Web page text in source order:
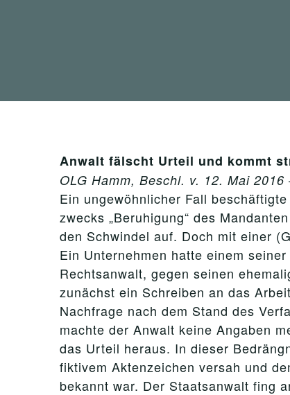
Anwalt fälscht Urteil und kommt
OLG Hamm, Beschl. v. 12. Mai 2016
Ein ungewöhnlicher Fall
zwecks „Beruhigung“ des
den Schwindel auf. Doch mit einer
Ein Unternehmen hatte einem
Rechtsanwalt, gegen seinen
zunächst ein Schreiben an das
Nachfrage nach dem Stand des
machte der Anwalt keine Angaben
das Urteil heraus. In dieser
fiktivem Aktenzeichen versah und
bekannt war. Der Staatsanwalt fing